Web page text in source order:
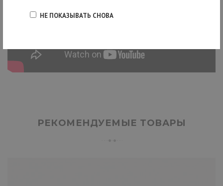
НЕ ПОКАЗЫВАТЬ СНОВА
РЕКОМЕНДУЕМЫЕ ТОВАРЫ